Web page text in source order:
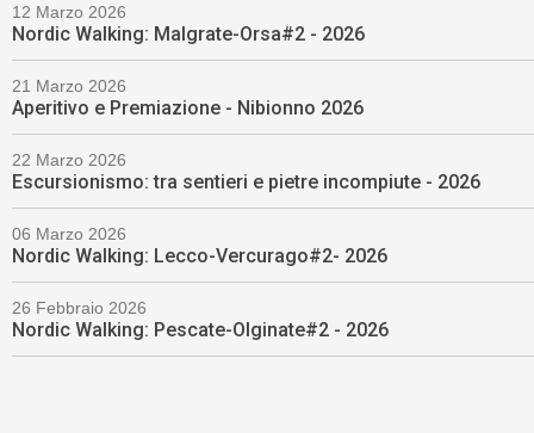
12 Marzo 2026
Nordic Walking: Malgrate-Orsa#2 - 2026
21 Marzo 2026
Aperitivo e Premiazione - Nibionno 2026
22 Marzo 2026
Escursionismo: tra sentieri e pietre incompiute - 2026
06 Marzo 2026
Nordic Walking: Lecco-Vercurago#2- 2026
26 Febbraio 2026
Nordic Walking: Pescate-Olginate#2 - 2026